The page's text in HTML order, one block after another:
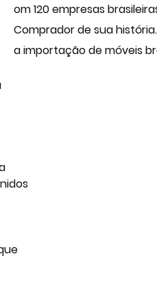
om 120 empresas
Comprador de sua
a importação de móveis